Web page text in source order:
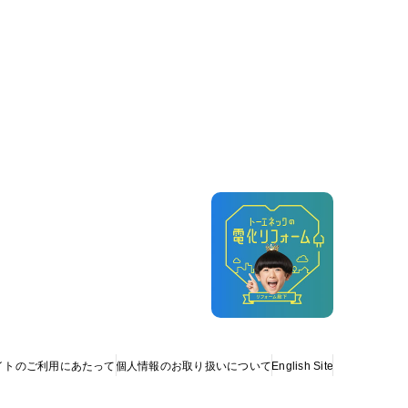
トのご利用にあたって 個人情報のお取り扱いについて English Site